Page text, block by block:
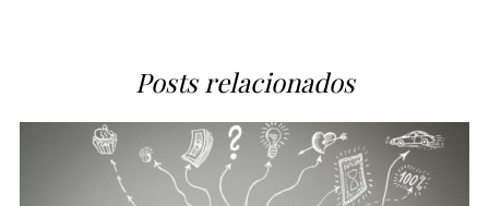
Posts relacionados